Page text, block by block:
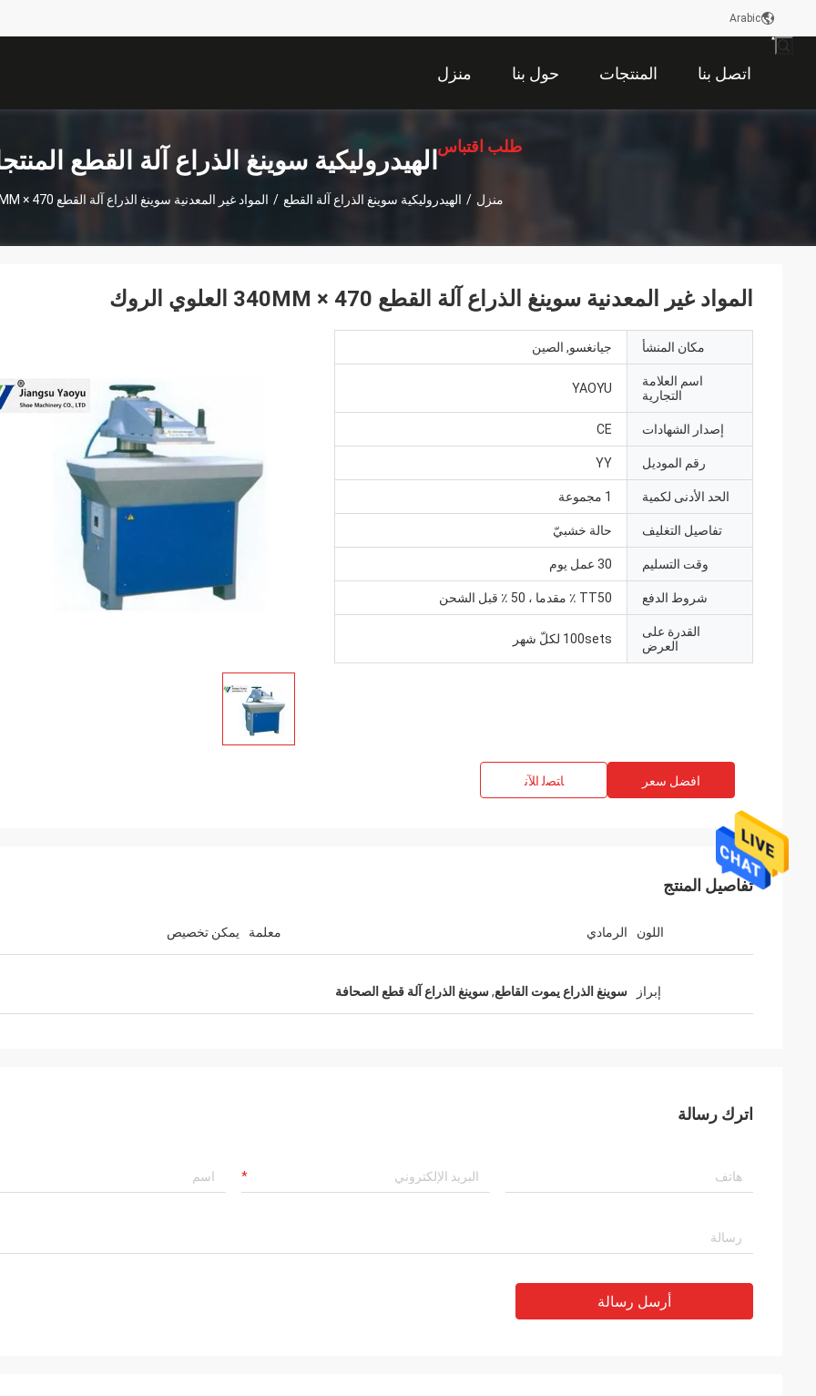
Arabic
منزل حول بنا المنتجات اتصل بنا
طلب اقتباس الهيدروليكية سوينغ الذراع آلة القطع
منزل / الهيدروليكية سوينغ الذراع آلة القطع / المواد غير المعدنية سوينغ الذراع آلة القطع 470 × 340MM العلوي الروك
المواد غير المعدنية سوينغ الذراع آلة القطع 470 × 340MM العلوي الروك
مكان المنشأ جيانغسو, الصين
اسم العلامة
التجارية
YAOYU
إصدار الشهادات CE
رقم الموديل YY
الحد الأدنى لكمية 1 مجموعة
تفاصيل التغليف حالة خشبيّ
وقت التسليم 30 عمل يوم
شروط الدفع TT50 ٪ مقدما ، 50 ٪ قبل الشحن
القدرة على
العرض
100sets لكلّ شهر
افضل سعر ﺎﺘﺼﻟ ﺍﻶﻧ
تفاصيل المنتج
اللون الرمادي معلمة يمكن تخصيص
إبراز سوينغ الذراع يموت القاطع,سوينغ الذراع آلة قطع الصحافة
اترك رسالة
أرسل رسالة